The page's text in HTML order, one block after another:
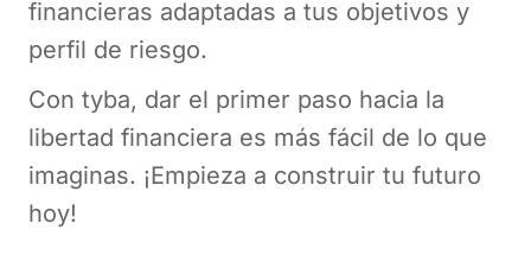
financieras adaptadas a tus objetivos y
perfil de riesgo.
Con tyba, dar el primer paso hacia la
libertad financiera es más fácil de lo que
imaginas. ¡Empieza a construir tu futuro
hoy!